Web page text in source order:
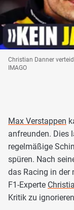
Christian Danner
IMAGO
Max Verstappen
anfreunden. Dies
regelmäßige
spüren. Nach
das Racing in der
F1-Experte
Kritik zu